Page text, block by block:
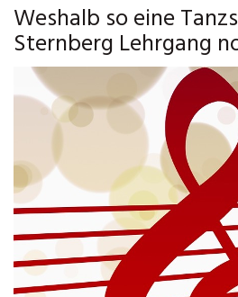
Weshalb so eine
Sternberg Lehrgang